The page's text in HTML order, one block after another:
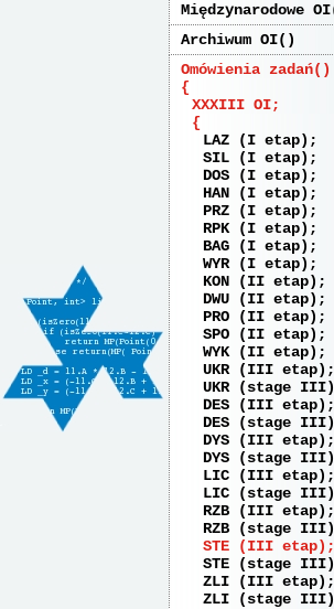
Międzynarodowe OI
Archiwum OI
Omówienia zadań
XXXIII OI
LAZ (I etap)
SIL (I etap)
DOS (I etap)
HAN (I etap)
PRZ (I etap)
RPK (I etap)
BAG (I etap)
WYR (I etap)
KON (II etap)
DWU (II etap)
PRO (II etap)
SPO (II etap)
WYK (II etap)
UKR (III etap)
UKR (stage III)
DES (III etap)
DES (stage III)
DYS (III etap)
DYS (stage III)
LIC (III etap)
LIC (stage III)
RZB (III etap)
RZB (stage III)
STE (III etap)
STE (stage III)
ZLI (III etap)
ZLI (stage III)